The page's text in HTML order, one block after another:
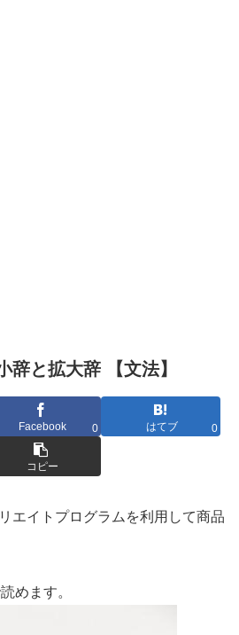
辞と拡大辞 【文法】
Facebook 0 はてブ 0
コピー
エイトプログラムを利用して商品
めます。